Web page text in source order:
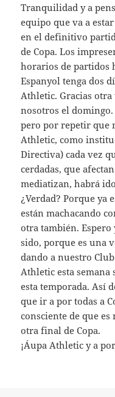
Tranquilidad y a
equipo que va a
en el definitivo
de Copa. Los
horarios de partidos
Espanyol tenga dos
Athletic. Gracias
nosotros el
pero por repetir que
Athletic, como
Directiva) cada vez
cerdadas, que
mediatizan, habrá
¿Verdad? Porque ya
están machacando
otra también. Espero
sido, porque es una
dando a nuestro
Athletic esta semana
esta temporada. Así
que ir a por todas a
consciente de que
otra final de Copa.
¡Áupa Athletic y a